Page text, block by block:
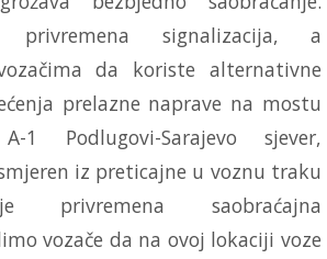
privremena signalizacija, a
da koriste alternativne
prelazne naprave na mostu
Podlugovi-Sarajevo sjever,
iz preticajne u voznu traku
privremena saobraćajna
vozače da na ovoj lokaciji voze